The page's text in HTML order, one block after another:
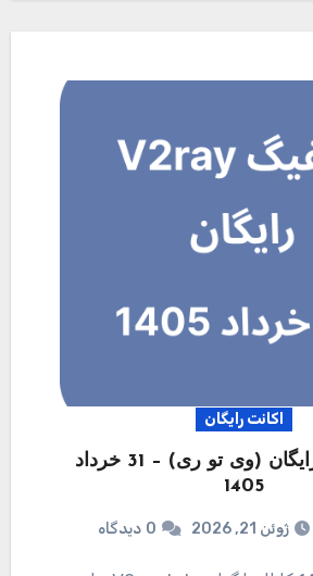
اکانت رایگان
فیلتر شکن رایگان (وی تو ری) – 31 خرداد
1405
ژوئن 21, 2026 0 دیدگاه